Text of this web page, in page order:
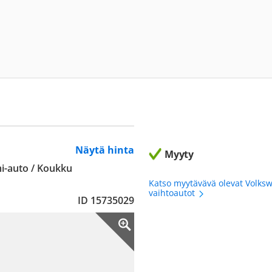
Näytä hinta
auto / Koukku
ID 15735029
Myyty
Katso myytävävä olevat
vaihtoautot